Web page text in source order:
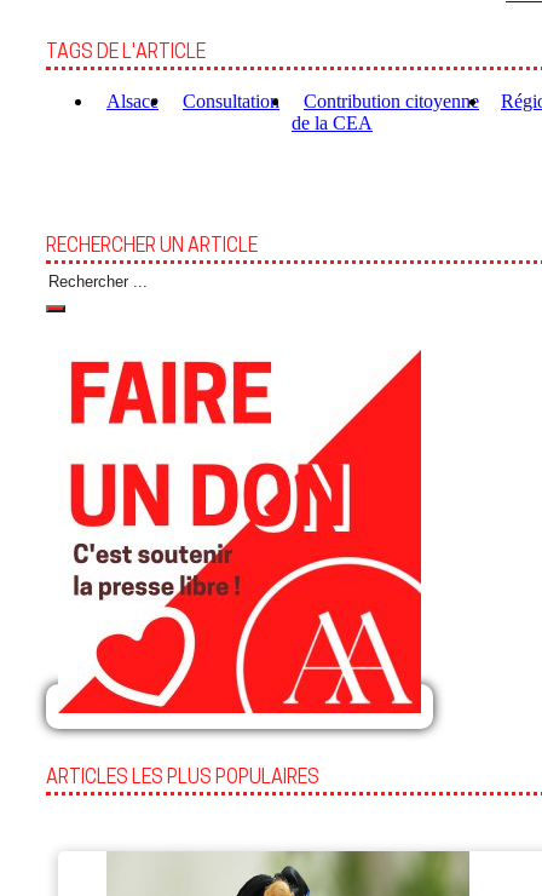
TAGS DE L'ARTICLE
Alsace Consultation
Contribution citoyenne
de la CEA
RECHERCHER UN ARTICLE
Rechercher
ARTICLES LES PLUS POPULAIRES